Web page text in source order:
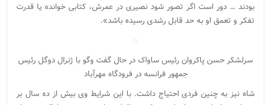
بودند … دور است اگر تصور شود نصیری در عمرش، کتابی خوانده یا قدرت
تفکر و تعمق او به حد قابل رشدی رسیده باشد».
سرلشکر حسن پاکروان رئیس ساواک در حال گفت وگو با ژنرال دوگل رئیس
جمهور فرانسه در فرودگاه مهرآباد
شاه نیز به چنین فردی احتیاج داشت. با این شرایط وی بیش از ده سال بر